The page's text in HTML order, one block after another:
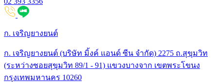
ก. เจริญยางยนต์
ก. เจริญยางยนต์ (บริษัท มิ้งค์ แอนด์ ซีน จำกัด) 2275 ถ.สุขุมวิท
(ระหว่างซอยสุขุมวิท 89/1 - 91) แขวงบางจาก เขตพระโขนง
กรุงเทพมหานคร 10260